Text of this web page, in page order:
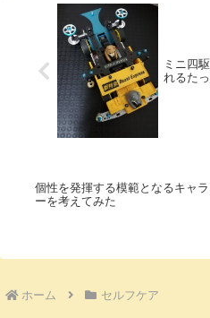
ミニ四
れるた
個性を発揮する模範となるキャラ
ーを考えてみた
ホーム セルフケア